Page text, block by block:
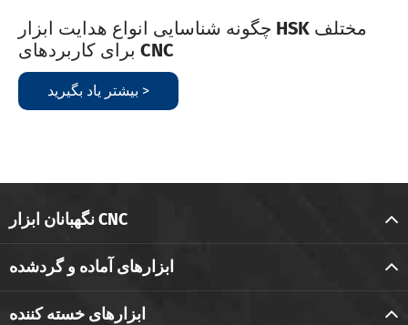
چگونه شناسایی انواع هدایت ابزار HSK مختلف
برای کاربردهای CNC
بیشتر یاد بگیرید >
نگهبانان ابزار CNC
ابزارهای آماده و گردشده
ابزارهای خسته کننده